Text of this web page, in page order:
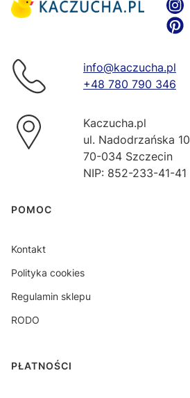
info@kaczucha.pl
+48 780 790 346
Kaczucha.pl
ul. Nadodrzańska 10
70-034 Szczecin
NIP: 852-233-41-41
Linki w stopce
POMOC
Kontakt
Polityka cookies
Regulamin sklepu
RODO
PŁATNOŚCI